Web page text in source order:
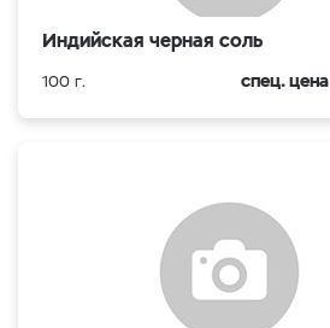
Индийская черная соль
100 г. спец. цена